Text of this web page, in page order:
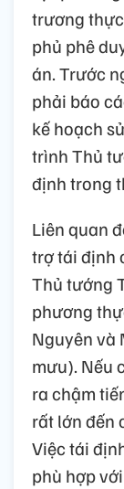
trương
phủ phê
án. Trước
phải báo
kế hoạch
trình Thủ
định trong
Liên quan
trợ tái định
Thủ tướng
phương
Nguyên và
mưu). Nếu
ra chậm
rất lớn đến
Việc tái
phù hợp